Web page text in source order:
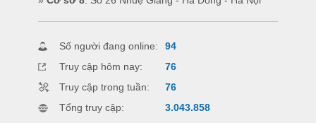
Số người đang online:
94
Truy cập hôm nay:
76
Truy cập trong tuần:
76
Tổng truy cập:
3.043.858